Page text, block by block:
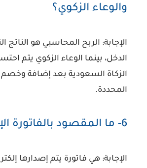
والوعاء الزكوي؟
الإجابة: الربح المحاسبي هو الناتج
الدخل، بينما الوعاء الزكوي يتم
الزكاة السعودية بعد إضافة
المحددة.
6- ما المقصود بالفاتورة الإلكترونية؟
الإجابة: هي فاتورة يتم إصدارها